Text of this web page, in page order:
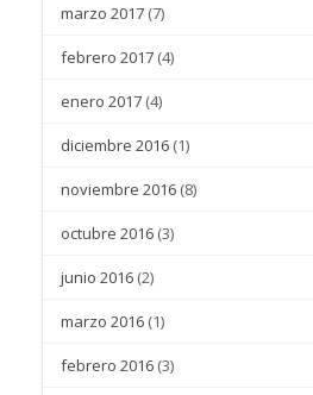
marzo 2017 (7)
febrero 2017 (4)
enero 2017 (4)
diciembre 2016 (1)
noviembre 2016 (8)
octubre 2016 (3)
junio 2016 (2)
marzo 2016 (1)
febrero 2016 (3)